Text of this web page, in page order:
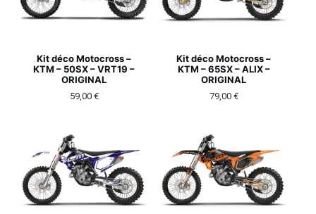
Kit déco Motocross –
KTM – 50SX – VRT19 –
ORIGINAL
59,00 €
Kit déco Motocross –
KTM – 65SX – ALIX –
ORIGINAL
79,00 €